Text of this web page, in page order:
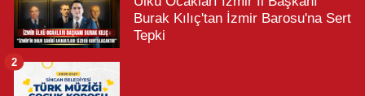
Burak Kılıç'tan İzmir Barosu'na Sert
Tepki
2